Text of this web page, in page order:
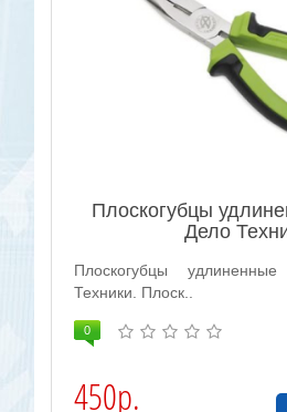
Плоскогубцы
Дело
Плоскогубцы
Техники. Плоск..
0
450р.